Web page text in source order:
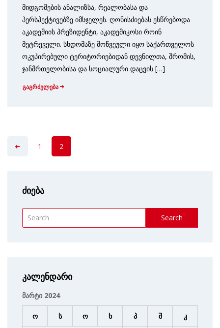
მიდგომების ანალიზსა, რეალობასა და
პერსპექტივებზე იმსჯელეს. ღონისძიებას ესწრებოდა
აკადემიის პრეზიდენტი, აკადემიკოსი როინ
მეტრეველი. სხდომაზე მოწვეული იყო საქართველოს
ოკუპირებული ტერიტორიებიდან დევნილთა, შრომის,
ჯანმრთელობისა და სოციალური დაცვის […]
გაგრძელება
1 2
ძიება
Search
კალენდარი
მარტი 2024
ო ს ო ხ პ შ კ